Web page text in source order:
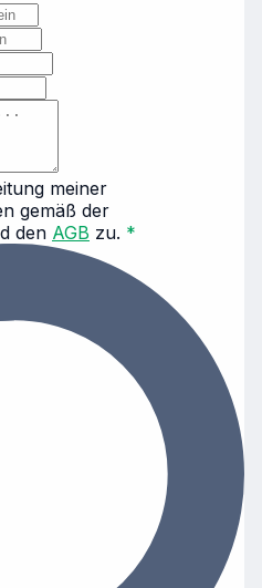
meiner
gemäß der
den AGB zu. *